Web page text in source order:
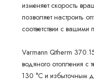
изменяет скорость
позволяет настроить
соответствии с вашими
Varmann Qtherm
водяного отопления с
130 °С и избыточным